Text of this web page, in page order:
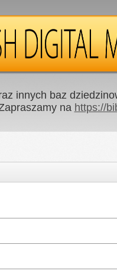
innych baz
na https://